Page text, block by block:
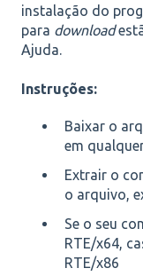
instalação do
para download
Ajuda.
Instruções:
Baixar o
em
Extrair o
o arquivo,
Se o seu
RTE/x64,
RTE/x86